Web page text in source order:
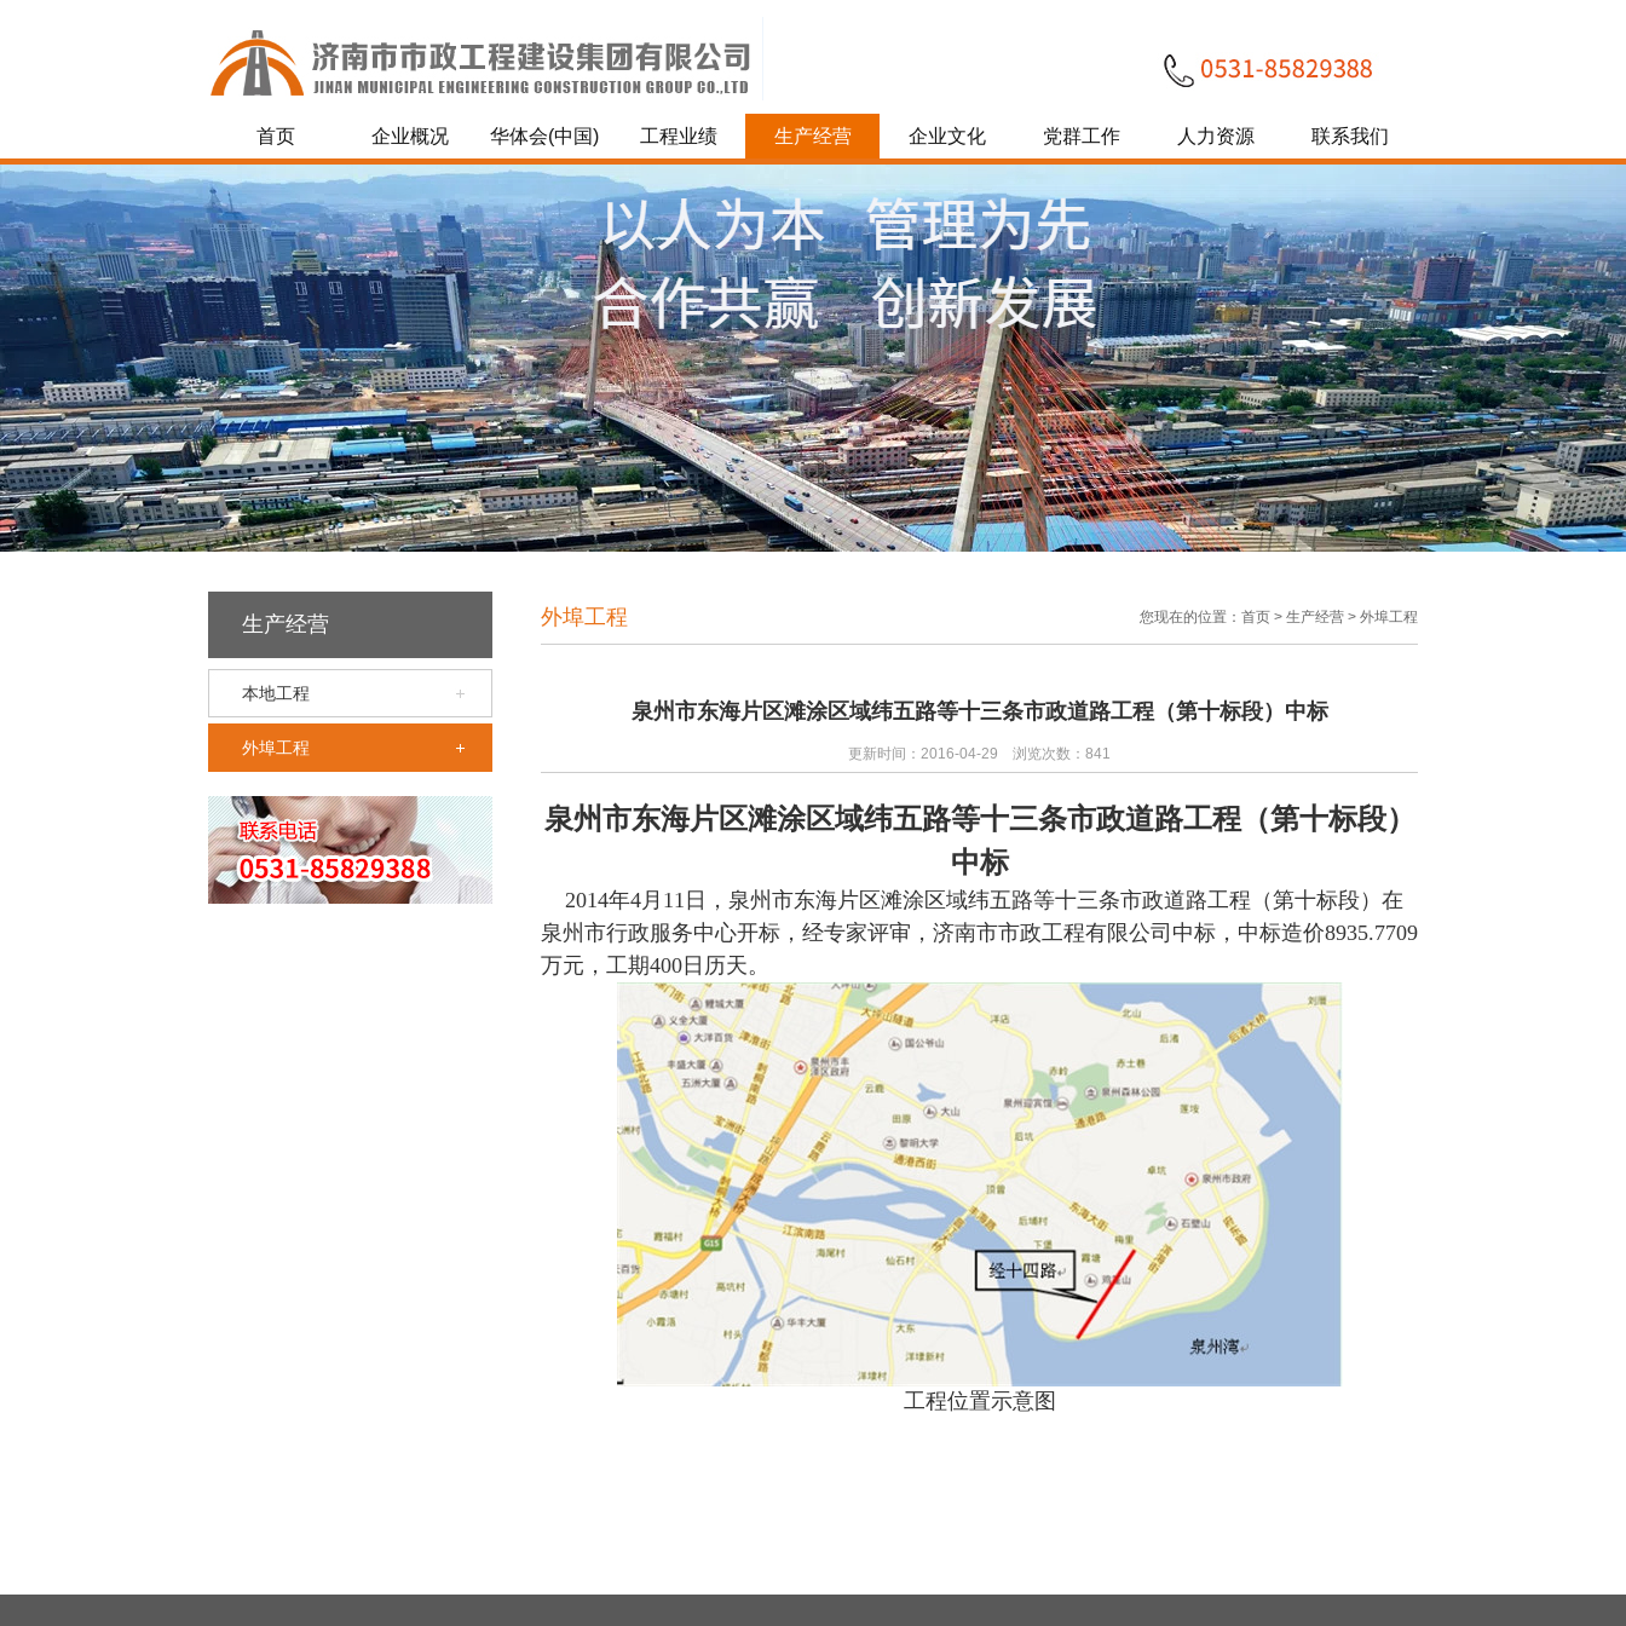
首页 企业概况 华体会(中国) 工程业绩 生产经营 企业文化 党群工作 人力资源 联系我们
生产经营
本地工程
外埠工程
外埠工程 您现在的位置： 首页 > 生产经营 > 外埠工程
​泉州市东海片区滩涂区域纬五路等十三条市政道路工程（第十标段）中标
更新时间：2016-04-29 浏览次数： 841
泉州市东海片区滩涂区域纬五路等十三条市政道路工程（第十标段）
中标
2014年4月11日，泉州市东海片区滩涂区域纬五路等十三条市政道路工程（第十标段）在
泉州市行政服务中心开标，经专家评审，济南市市政工程有限公司中标，中标造价8935.7709
万元，工期400日历天。
工程位置示意图